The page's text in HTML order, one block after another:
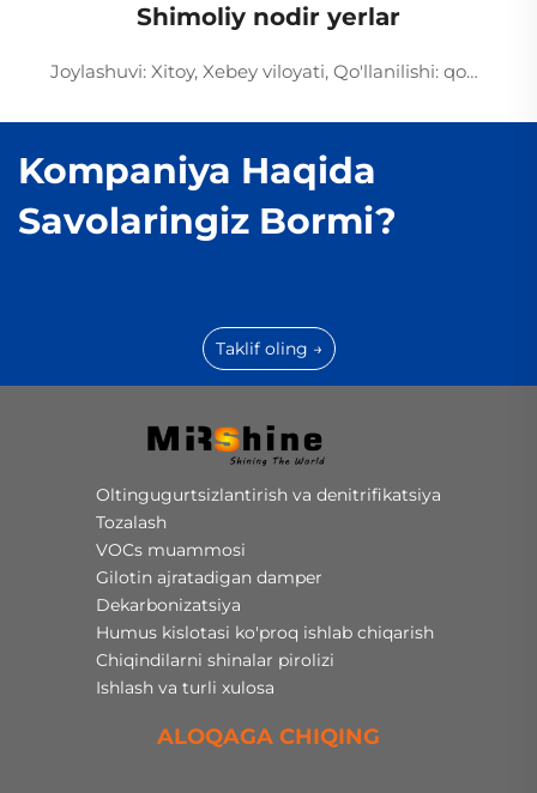
Shimoliy nodir yerlar
Joylashuvi: Xitoy, Xebey viloyati, Qo'llanilishi: qozonxona qo'zg'atuvchi gazlarini sulfursizatsiya qilish, changni olib tashlash, batafsilligi: SDS quruq sulfurizatsiya jarayoni va denitrifikatsiyani amalga oshirish uchun past haroratli SCR jarayoni. Shimoliy nodir yer loyihasi n...
Kompaniya Haqida
Savolaringiz Bormi?
Taklif oling →
Oltingugurtsizlantirish va denitrifikatsiya
Tozalash
VOCs muammosi
Gilotin ajratadigan damper
Dekarbonizatsiya
Humus kislotasi ko'proq ishlab chiqarish
Chiqindilarni shinalar pirolizi
Ishlash va turli xulosa
ALOQAGA CHIQING